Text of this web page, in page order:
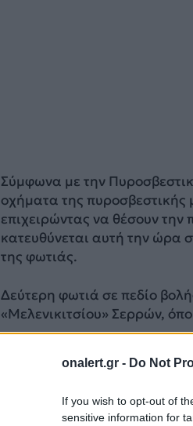
onalert.gr - Do Not
If you wish to opt-out of
sensitive information for
Σύμφωνα με την
οχήματα της πυροσβεστικής
επιχειρώντας να θέσουν
κατευθύνεται αυτή την ώρα
της φωτιάς.
Δεύτερη φωτιά σε πεδίο
«Μελενικιτσίου» Σερρών,
επιχειρούν από αέρος δύο